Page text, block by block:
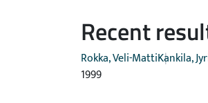
Recent
Rokka, Veli-MattiKankila,
1999